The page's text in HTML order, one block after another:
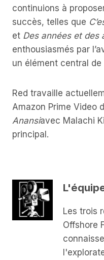
continuions à
succès, telles que
et Des années et des
enthousiasmés par
un élément central
Red travaille
Amazon Prime Video
Anansiavec Malachi
principal.
Les trois
Offshore